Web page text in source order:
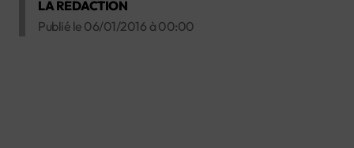
LA RÉDACTION
Publié le 06/01/2016 à 00:00